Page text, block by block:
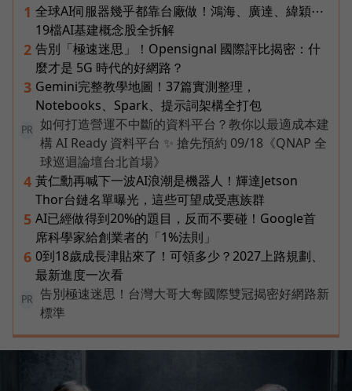
1 全球AI伺服器幾乎都靠台廠做！鴻海、廣達、緯穎⋯
19檔AI基建概念股全拆解
2 告別「極速迷思」！Opensignal 國際評比揭密：什
麼才是 5G 時代的好網路？
3 Gemini完整教學地圖！37篇實測整理，
Notebooks、Spark、提示詞架構全打包
PR
如何打造營運不中斷的資料平台？教你以最適成本建
構 AI Ready 資料平台 ✨ 搶先預約 09/18《QNAP 全
球巡迴論壇台北首場》
4 黃仁勳再喊下一波AI浪潮是機器人！輝達Jetson
Thor台鏈名單曝光，這些可望成受惠族群
5 AI已經做得到20%的題目，反而不要碰！Google首
席科學家給創業者的「1%法則」
6 0到18歲成長津貼來了！可領多少？2027上路規劃、
最新進度一次看
PR
告別極速迷思！台灣大哥大奪國際雙冠揭密好網路新
標準